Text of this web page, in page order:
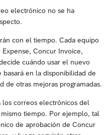
electrónico no se ha
con el tiempo. Cada equipo
Concur Invoice,
cuándo usar el nuevo
en la disponibilidad de
de otras mejoras programadas.
los correos electrónicos del
tiempo. Por ejemplo, tal
de aprobación de Concur